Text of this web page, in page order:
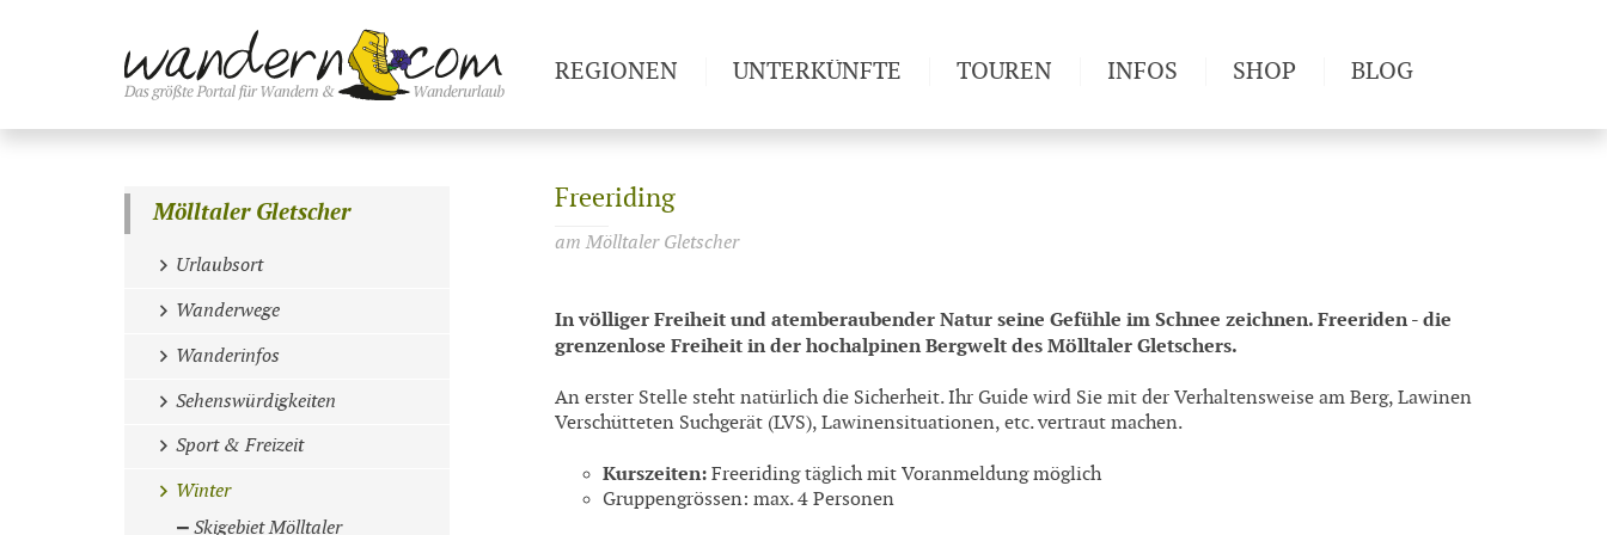
Freeriding
am Mölltaler Gletscher
In völliger Freiheit und atemberaubender Natur seine Gefühle im Schnee zeichnen. Freeriden - die
grenzenlose Freiheit in der hochalpinen Bergwelt des Mölltaler Gletschers.
An erster Stelle steht natürlich die Sicherheit. Ihr Guide wird Sie mit der Verhaltensweise am Berg, Lawinen
Verschütteten Suchgerät (LVS), Lawinensituationen, etc. vertraut machen.
Kurszeiten: Freeriding täglich mit Voranmeldung möglich
Gruppengrössen: max. 4 Personen
Mölltaler Gletscher
Urlaubsort
Wanderwege
Wanderinfos
Sehenswürdigkeiten
Sport & Freizeit
Winter
Skigebiet Mölltaler
REGIONEN UNTERKÜNFTE TOUREN INFOS
Newsletter
SHOP BLOG